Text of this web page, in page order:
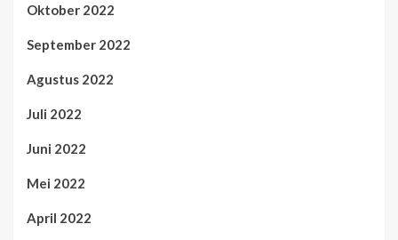
Oktober 2022
September 2022
Agustus 2022
Juli 2022
Juni 2022
Mei 2022
April 2022